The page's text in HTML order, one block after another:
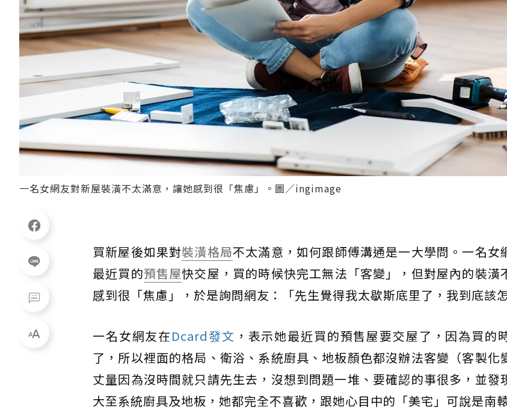
一名女網友對新屋裝潢不太滿意，讓她感到很「焦慮」。圖／ingimage
買新屋後如果對裝潢格局不太滿意，如何跟師傅溝通是一大學問。一名女
最近買的預售屋快交屋，買的時候快完工無法「客變」，但對屋內的裝潢
感到很「焦慮」，於是詢問網友：「先生覺得我太歇斯底里了，我到底該怎
一名女網友在Dcard發文 ，表示她最近買的預售屋要交屋了，因為買的
了，所以裡面的格局、衛浴、系統廚具、地板顏色都沒辦法客變（客製化
丈量因為沒時間就只請先生去，沒想到問題一堆、要確認的事很多，並發
大至系統廚具及地板，她都完全不喜歡，跟她心目中的「美宅」可說是南